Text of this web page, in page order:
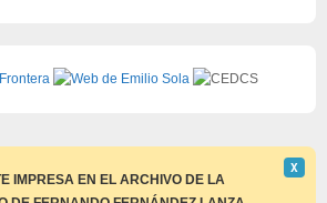
IMPRESA EN EL ARCHIVO DE LA
este
Χ